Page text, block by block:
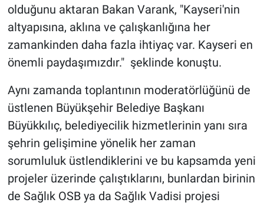
olduğunu aktaran Bakan Varank, "Kayseri'nin
altyapısına, aklına ve çalışkanlığına her
zamankinden daha fazla ihtiyaç var. Kayseri en
önemli paydaşımızdır." şeklinde konuştu.
Aynı zamanda toplantının moderatörlüğünü de
üstlenen Büyükşehir Belediye Başkanı
Büyükkılıç, belediyecilik hizmetlerinin yanı sıra
şehrin gelişimine yönelik her zaman
sorumluluk üstlendiklerini ve bu kapsamda yeni
projeler üzerinde çalıştıklarını, bunlardan birinin
de Sağlık OSB ya da Sağlık Vadisi projesi